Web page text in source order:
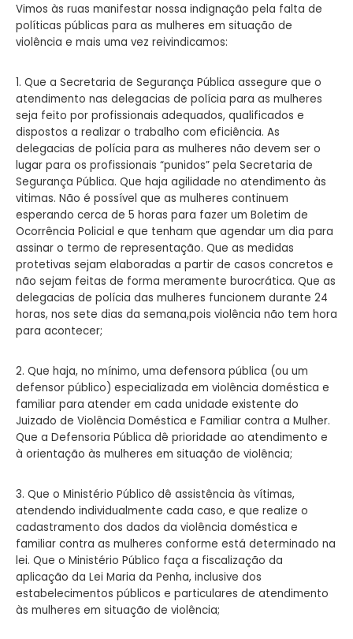
Vimos às ruas manifestar nossa indignação pela falta de
políticas públicas para as mulheres em situação de
violência e mais uma vez reivindicamos:
1. Que a Secretaria de Segurança Pública assegure que o
atendimento nas delegacias de polícia para as mulheres
seja feito por profissionais adequados, qualificados e
dispostos a realizar o trabalho com eficiência. As
delegacias de polícia para as mulheres não devem ser o
lugar para os profissionais “punidos” pela Secretaria de
Segurança Pública. Que haja agilidade no atendimento às
vitimas. Não é possível que as mulheres continuem
esperando cerca de 5 horas para fazer um Boletim de
Ocorrência Policial e que tenham que agendar um dia para
assinar o termo de representação. Que as medidas
protetivas sejam elaboradas a partir de casos concretos e
não sejam feitas de forma meramente burocrática. Que as
delegacias de polícia das mulheres funcionem durante 24
horas, nos sete dias da semana,pois violência não tem hora
para acontecer;
2. Que haja, no mínimo, uma defensora pública (ou um
defensor público) especializada em violência doméstica e
familiar para atender em cada unidade existente do
Juizado de Violência Doméstica e Familiar contra a Mulher.
Que a Defensoria Pública dê prioridade ao atendimento e
à orientação às mulheres em situação de violência;
3. Que o Ministério Público dê assistência às vítimas,
atendendo individualmente cada caso, e que realize o
cadastramento dos dados da violência doméstica e
familiar contra as mulheres conforme está determinado na
lei. Que o Ministério Público faça a fiscalização da
aplicação da Lei Maria da Penha, inclusive dos
estabelecimentos públicos e particulares de atendimento
às mulheres em situação de violência;